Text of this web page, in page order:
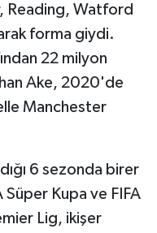
Reading, Watford
forma giydi.
22 milyon
Ake, 2020'de
Manchester
6 sezonda birer
Süper Kupa ve FIFA
Lig, ikişer